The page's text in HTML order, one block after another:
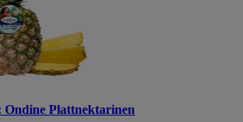
Ondine Plattnektarinen